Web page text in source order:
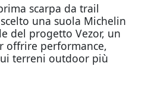
scarpa da trail
una suola Michelin
del progetto Vezor, un
offrire performance,
terreni outdoor più